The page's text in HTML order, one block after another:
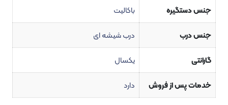
باکالیت
درب شیشه ای
پس از فروش
دارد